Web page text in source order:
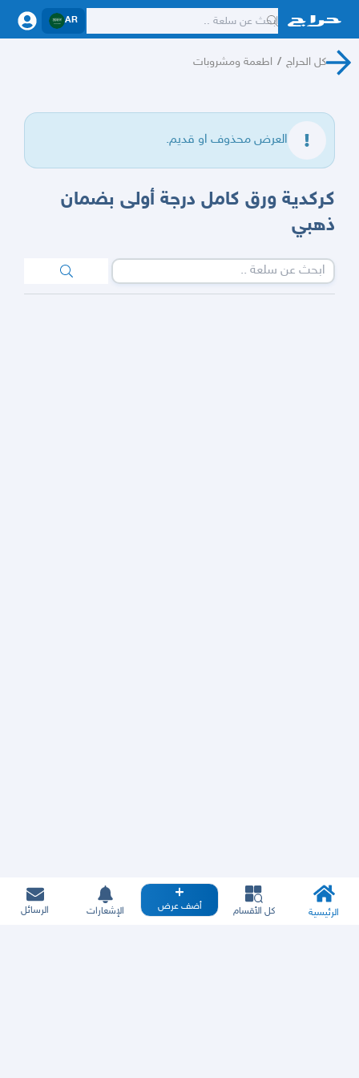
AR
كل الحراج / اطعمة ومشروبات
العرض محذوف او قديم.
كركدية ورق كامل درجة أولى بضمان
ذهبي
الرئيسية كل الأقسام أضف عرض الإشعارات الرسائل